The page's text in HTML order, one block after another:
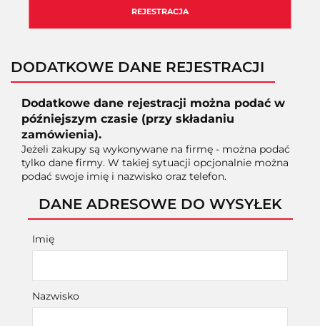
REJESTRACJA
DODATKOWE DANE REJESTRACJI
Dodatkowe dane rejestracji można podać w
późniejszym czasie (przy składaniu
zamówienia).
Jeżeli zakupy są wykonywane na firmę - można podać
tylko dane firmy. W takiej sytuacji opcjonalnie można
podać swoje imię i nazwisko oraz telefon.
DANE ADRESOWE DO WYSYŁEK
Imię
Nazwisko